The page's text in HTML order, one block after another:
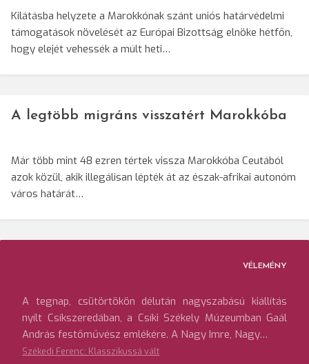
Kilátásba helyzete a Marokkónak szánt uniós határvédelmi
támogatások növelését az Európai Bizottság elnöke hétfőn,
hogy elejét vehessék a múlt heti…
A legtöbb migráns visszatért Marokkóba
Már több mint 48 ezren tértek vissza Marokkóba Ceutából
azok közül, akik illegálisan lépték át az észak-afrikai autonóm
város határát…
VÉLEMÉNY
A tegnap, csütörtökön délután nagyszabású kiállítás
nyílt Csíkszeredában, a Csíki Székely Múzeumban Gaál
András festőművész emlékére. A Nagy Imre, Nagy…
Székedi Ferenc: Klasszikussá vált